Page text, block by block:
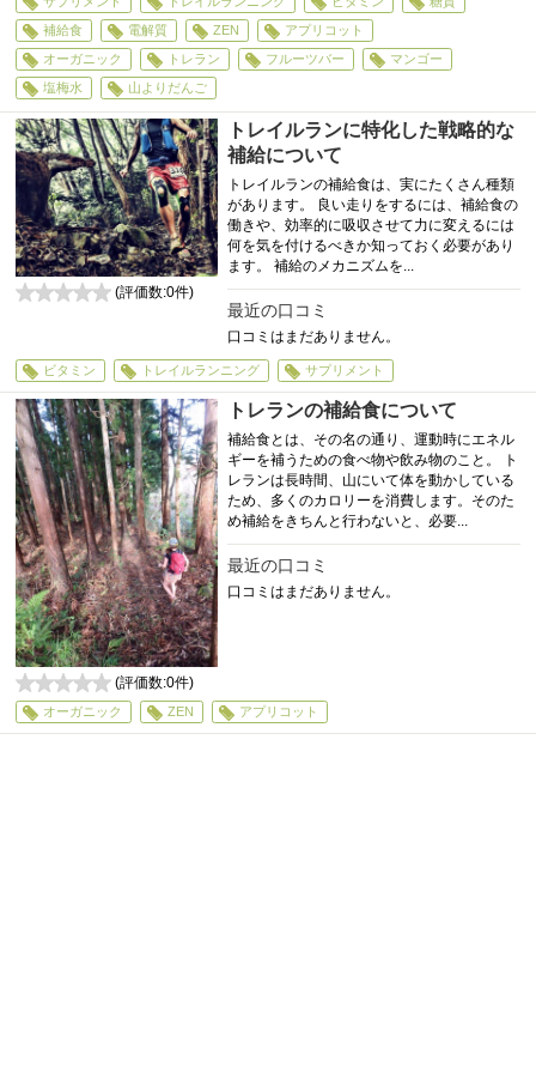
補給食
電解質 ZEN
アプリコット
オーガニック
トレラン フルーツバー
マンゴー
塩梅水
山よりだんご
トレイルランに特化した戦略的な
補給について
トレイルランの補給食は、実にたくさん種類
があります。 良い走りをするには、補給食の
働きや、効率的に吸収させて力に変えるには
何を気を付けるべきか知っておく必要があり
ます。 補給のメカニズムを...
最近の口コミ
口コミはまだありません。
(評価数:0件)
ビタミン トレイルランニング サプリメント
トレランの補給食について
補給食とは、その名の通り、運動時にエネル
ギーを補うための食べ物や飲み物のこと。 ト
レランは長時間、山にいて体を動かしている
ため、多くのカロリーを消費します。そのた
め補給をきちんと行わないと、必要...
最近の口コミ
口コミはまだありません。
0
(評価数:0件)
オーガニック ZEN アプリコット